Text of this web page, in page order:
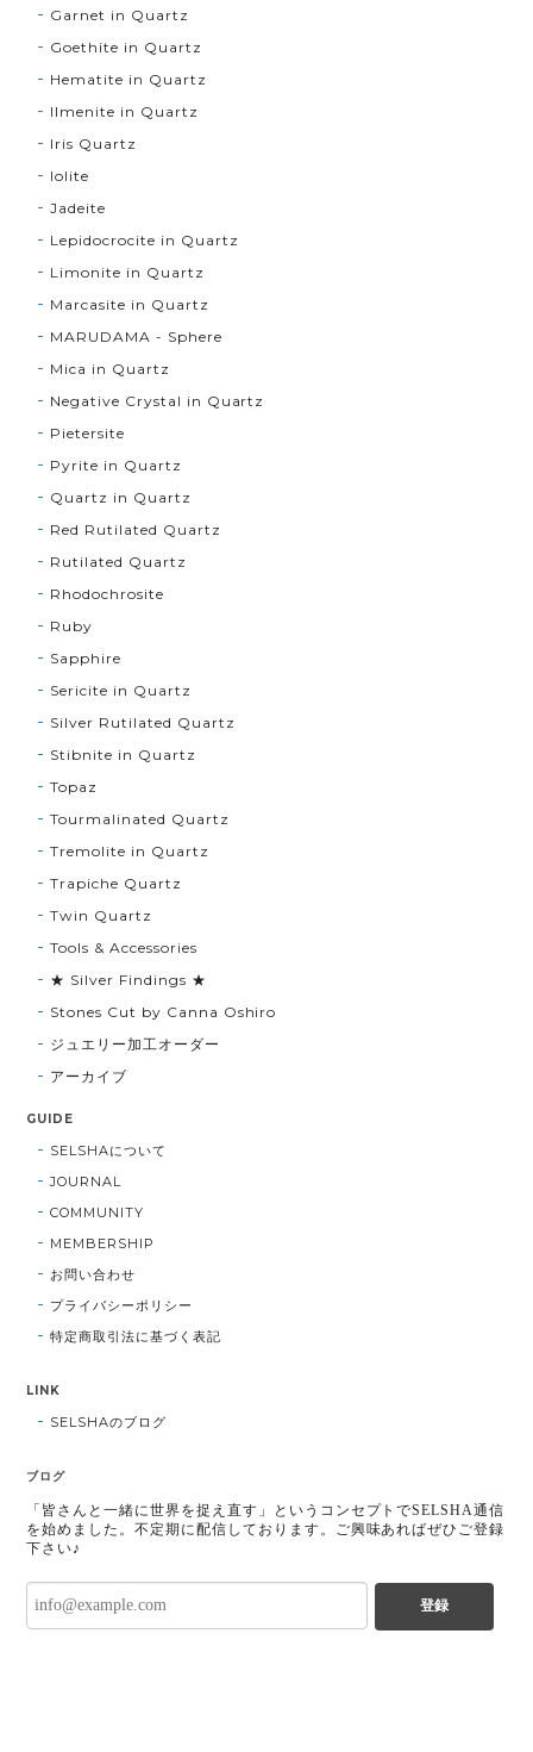
Garnet in Quartz
Goethite in Quartz
Hematite in Quartz
Ilmenite in Quartz
Iris Quartz
Iolite
Jadeite
Lepidocrocite in Quartz
Limonite in Quartz
Marcasite in Quartz
MARUDAMA - Sphere
Mica in Quartz
Negative Crystal in Quartz
Pietersite
Pyrite in Quartz
Quartz in Quartz
Red Rutilated Quartz
Rutilated Quartz
Rhodochrosite
Ruby
Sapphire
Sericite in Quartz
Silver Rutilated Quartz
Stibnite in Quartz
Topaz
Tourmalinated Quartz
Tremolite in Quartz
Trapiche Quartz
Twin Quartz
Tools & Accessories
★ Silver Findings ★
Stones Cut by Canna Oshiro
ジュエリー加工オーダー
アーカイブ
GUIDE
SELSHAについて
JOURNAL
COMMUNITY
MEMBERSHIP
お問い合わせ
プライバシーポリシー
特定商取引法に基づく表記
LINK
SELSHAのブログ
ブログ
「皆さんと一緒に世界を捉え直す」というコンセプトでSELSHA通信
を始めました。不定期に配信しております。ご興味あればぜひご登録
下さい♪
登録